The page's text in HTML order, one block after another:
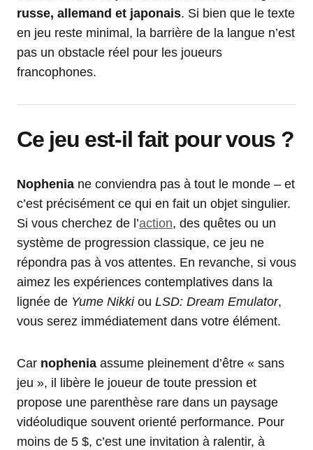
russe, allemand et japonais. Si bien que le texte
en jeu reste minimal, la barrière de la langue n’est
pas un obstacle réel pour les joueurs
francophones.
Ce jeu est-il fait pour vous ?
Nophenia ne conviendra pas à tout le monde – et
c’est précisément ce qui en fait un objet singulier.
Si vous cherchez de l’action, des quêtes ou un
système de progression classique, ce jeu ne
répondra pas à vos attentes. En revanche, si vous
aimez les expériences contemplatives dans la
lignée de Yume Nikkiou LSD: Dream Emulator,
vous serez immédiatement dans votre élément.
Car nophenia assume pleinement d’être « sans
jeu », il libère le joueur de toute pression et
propose une parenthèse rare dans un paysage
vidéoludique souvent orienté performance. Pour
moins de 5 $, c’est une invitation à ralentir, à